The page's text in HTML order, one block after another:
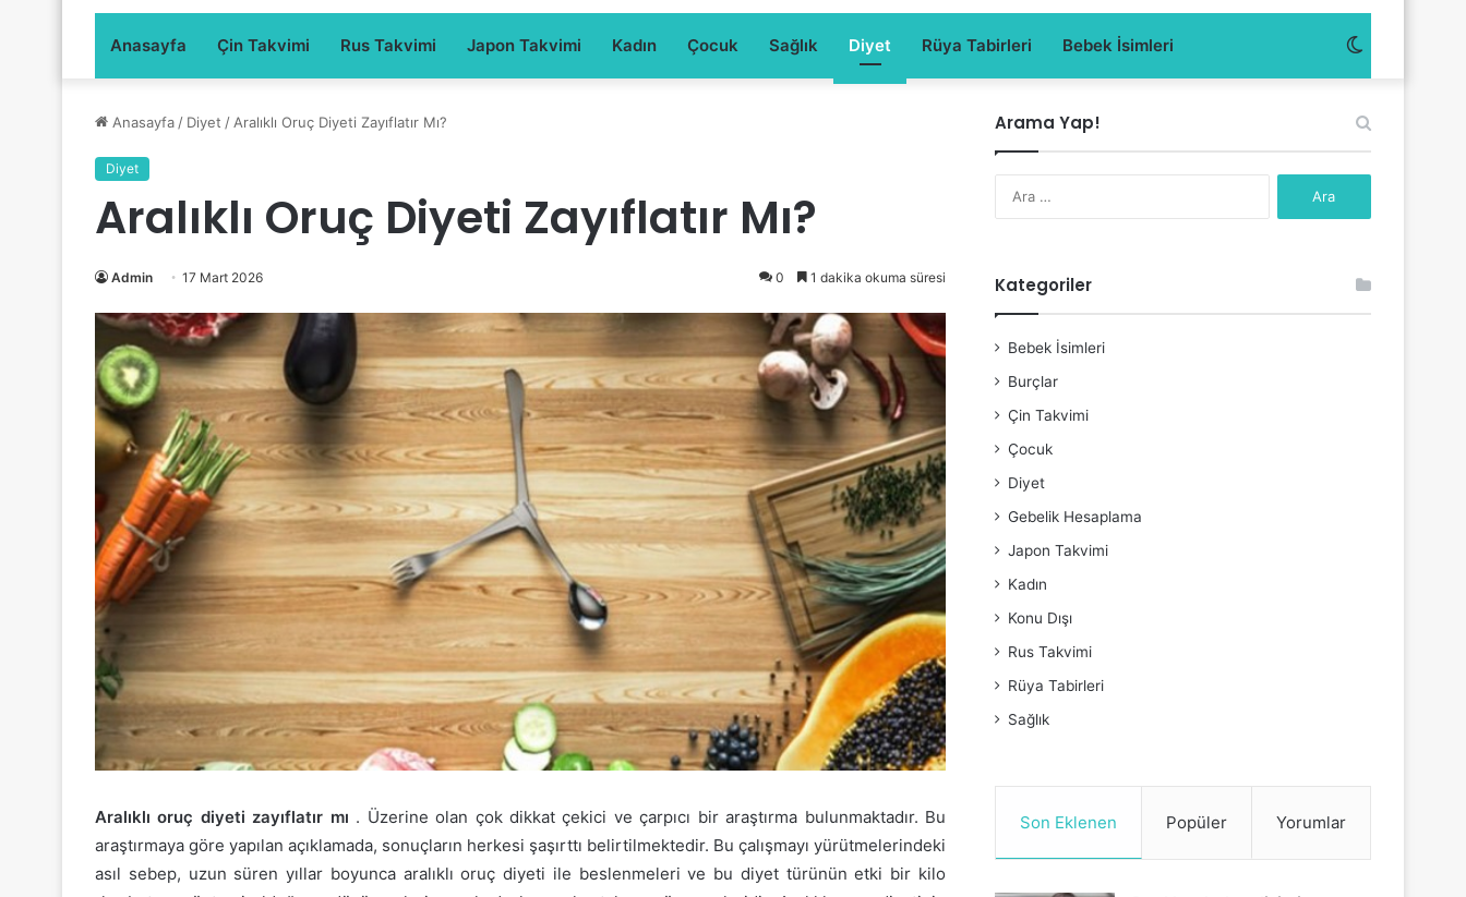
Anasayfa Çin Takvimi Rus Takvimi Japon Takvimi Kadın Çocuk Sağlık Diyet Rüya Tabirleri Bebek İsimleri
görünümü
değiştir
Anasayfa / Diyet / Aralıklı Oruç Diyeti Zayıflatır Mı?
Diyet
Aralıklı Oruç Diyeti Zayıflatır Mı?
Admin 17 Mart 2026 0 1 dakika okuma süresi
Aralıklı oruç diyeti zayıflatır mı . Üzerine olan çok dikkat çekici ve çarpıcı bir araştırma bulunmaktadır. Bu
araştırmaya göre yapılan açıklamada, sonuçların herkesi şaşırttı belirtilmektedir. Bu çalışmayı yürütmelerindeki
asıl sebep, uzun süren yıllar boyunca aralıklı oruç diyeti ile beslenmeleri ve bu diyet türünün etki bir kilo
Arama Yap!
Kategoriler
Bebek İsimleri
Burçlar
Çin Takvimi
Çocuk
Diyet
Gebelik Hesaplama
Japon Takvimi
Kadın
Konu Dışı
Rus Takvimi
Rüya Tabirleri
Sağlık
Son Eklenen Popüler Yorumlar